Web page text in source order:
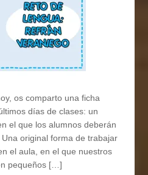
os comparto una ficha
días de clases: un
el que los alumnos deberán
original forma de trabajar
el aula, en el que nuestros
pequeños […]